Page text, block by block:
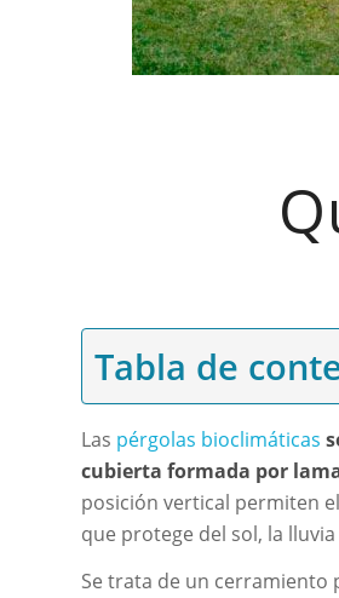
Tabla de
Las pérgolas bioclimáticas
cubierta formada por
posición vertical permiten
que protege del sol, la
Se trata de un cerramiento